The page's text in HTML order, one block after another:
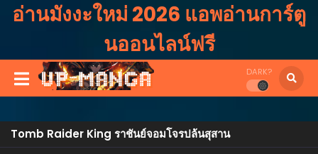
อ่านมังงะใหม่ 2026 แอพอ่านการ์ตู
นออนไลน์ฟรี
DARK?
Tomb Raider King ราชันย์จอมโจรปล้นสุสาน